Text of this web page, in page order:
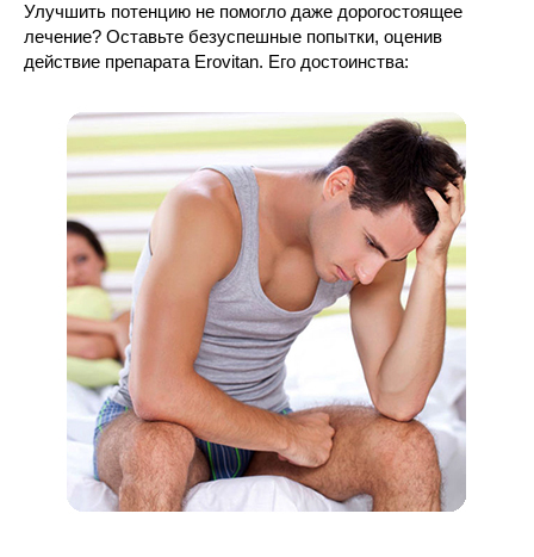
Улучшить потенцию не помогло даже дорогостоящее
лечение? Оставьте безуспешные попытки, оценив
действие препарата Erovitan. Его достоинства: